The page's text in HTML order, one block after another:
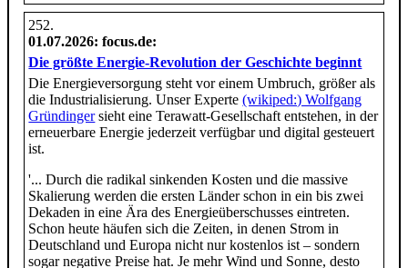
01.07.2026: focus.de:
Die größte Energie-Revolution der Geschichte beginnt
Die Energieversorgung steht vor einem Umbruch, größer als
die Industrialisierung. Unser Experte(wikiped:) Wolfgang
Gründingersieht eine Terawatt-Gesellschaft entstehen, in der
erneuerbare Energie jederzeit verfügbar und digital gesteuert
ist.
'... Durch die radikal sinkenden Kosten und die massive
Skalierung werden die ersten Länder schon in ein bis zwei
Dekaden in eine Ära des Energieüberschusses eintreten.
Schon heute häufen sich die Zeiten, in denen Strom in
Deutschland und Europa nicht nur kostenlos ist – sondern
sogar negative Preise hat. Je mehr Wind und Sonne, desto